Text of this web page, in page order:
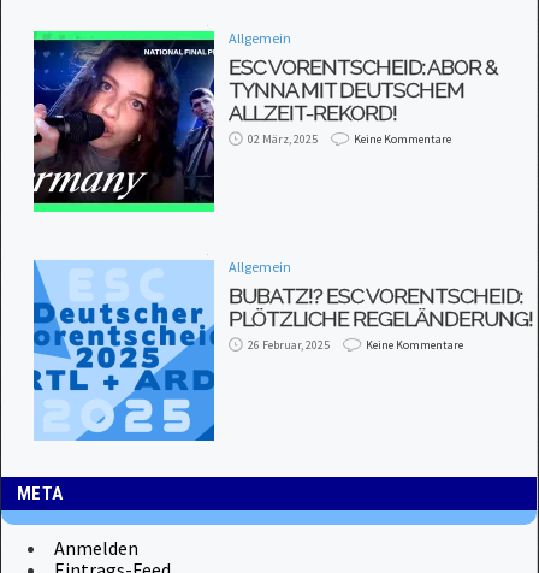
Allgemein
ESC VORENTSCHEID: ABOR &
TYNNA MIT DEUTSCHEM
ALLZEIT-REKORD!
02 März, 2025 Keine Kommentare
Allgemein
BUBATZ!? ESC VORENTSCHEID:
PLÖTZLICHE REGELÄNDERUNG!
26 Februar, 2025 Keine Kommentare
META
Anmelden